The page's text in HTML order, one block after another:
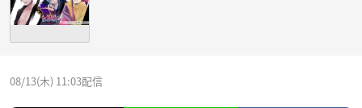
08/13(木) 11:03配信